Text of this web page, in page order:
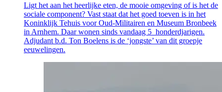
Ligt het aan het heerlijke eten, de mooie omgeving of is het de
sociale component? Vast staat dat het goed toeven is in het
Koninklijk Tehuis voor Oud-Militairen en Museum Bronbeek
in Arnhem. Daar wonen sinds vandaag 5 honderdjarigen.
Adjudant b.d. Ton Boelens is de ‘jongste’ van dit groepje
eeuwelingen.